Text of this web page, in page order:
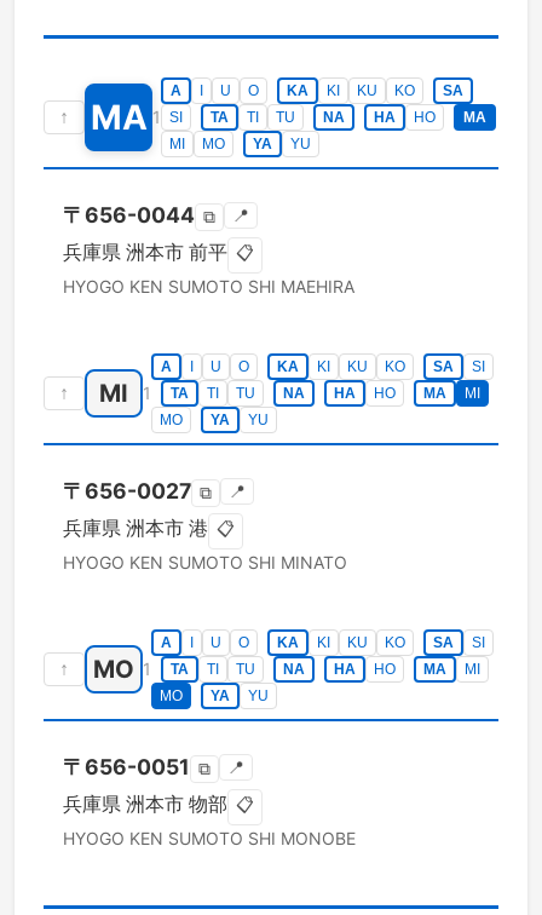
↑ MA 1
A U O KA KI KU KO
SA
SI
TA TI TU NA HA HO
MA
MI
MO YA YU
〒656-0044 ⧉ 📍
兵庫県 洲本市 前平 📋
HYOGO KEN SUMOTO SHI MAEHIRA
↑ MI 1
A U O KA KI KU KO SA
SI
TA
TI TU NA HA HO MA
MI
MO
YA YU
〒656-0027 ⧉ 📍
兵庫県 洲本市 港 📋
HYOGO KEN SUMOTO SHI MINATO
↑ MO 1
A U O KA KI KU KO SA
SI
TA
TI TU NA HA HO MA
MI
MO
YA YU
〒656-0051 ⧉ 📍
兵庫県 洲本市 物部 📋
HYOGO KEN SUMOTO SHI MONOBE